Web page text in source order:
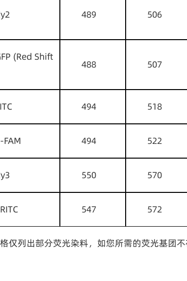
489 506
(Red Shift
488 507
494 518
FAM 494 522
550 570
547 572
仅列出部分荧光染料，如您所需的荧光基团